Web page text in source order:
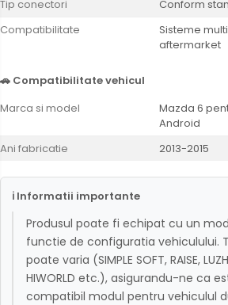
Conectică Honda
Conectică Suzuki
Conectică Hyundai
Conectică Mitsubishi
Tip conectori
Conform
Compatibilitate
Sisteme
aftermarket
🚗 Compatibilitate vehicul
Marca si model
Mazda 6
Android
Ani fabricatie
2013-2015
ℹ Informatii importante
Produsul poate fi echipat cu un
functie de configuratia vehiculului.
poate varia (SIMPLE SOFT, RAISE,
HIWORLD etc.), asigurandu-ne ca
compatibil modul pentru vehiculul